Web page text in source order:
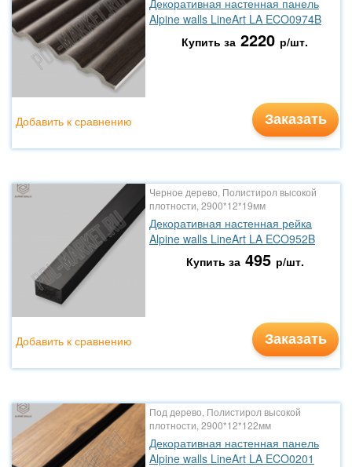
Декоративная настенная панель
Alpine walls LineArt LA ECO0974B
Купить за 2220 р/шт.
Заказать
Добавить к сравнению
Черное дерево, Полистирол высокой
плотности, 2900*12*19мм
Декоративная настенная рейка
Alpine walls LineArt LA ECO952B
Купить за 495 р/шт.
Заказать
Добавить к сравнению
Под дерево, Полистирол высокой
плотности, 2900*12*122мм
Декоративная настенная панель
Alpine walls LineArt LA ECO0201